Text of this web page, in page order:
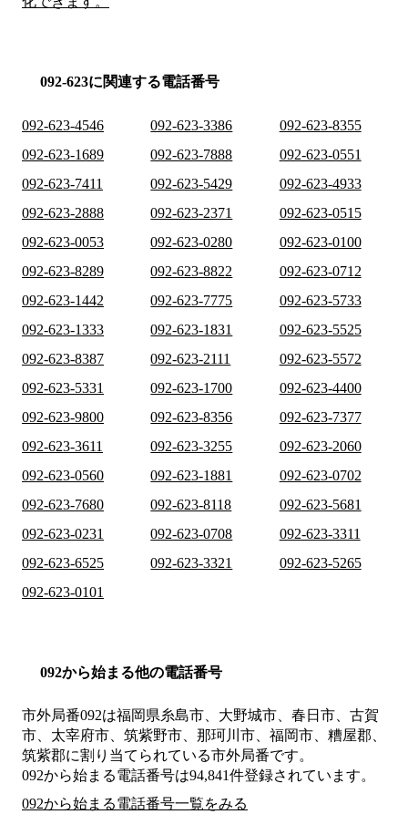
092-623に関連する電話番号
092-623-4546 092-623-3386
092-623-8355
092-623-1689
092-623-7888
092-623-0551
092-623-7411
092-623-5429
092-623-4933
092-623-2888
092-623-2371
092-623-0515
092-623-0053
092-623-0280
092-623-0100
092-623-8289
092-623-8822
092-623-0712
092-623-1442
092-623-7775
092-623-5733
092-623-1333
092-623-1831
092-623-5525
092-623-8387
092-623-2111
092-623-5572
092-623-5331
092-623-1700
092-623-4400
092-623-9800
092-623-8356
092-623-7377
092-623-3611
092-623-3255
092-623-2060
092-623-0560
092-623-1881
092-623-0702
092-623-7680
092-623-8118
092-623-5681
092-623-0231
092-623-0708
092-623-3311
092-623-6525
092-623-3321
092-623-5265
092-623-0101
092から始まる他の電話番号
市外局番092は福岡県糸島市、大野城市、春日市、古賀
市、太宰府市、筑紫野市、那珂川市、福岡市、糟屋郡、
筑紫郡に割り当てられている市外局番です。
092から始まる電話番号は94,841件登録されています。
092から始まる電話番号一覧をみる